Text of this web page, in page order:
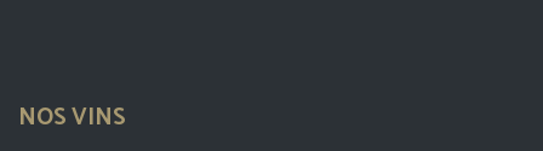
NOS VINS